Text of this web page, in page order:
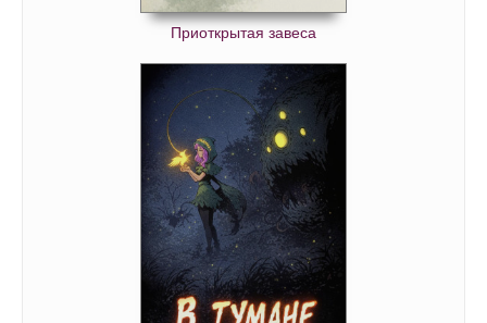
Приоткрытая завеса